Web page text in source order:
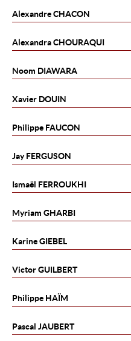
AlexandreCHACON
AlexandraCHOURAQUI
Noom DIAWARA
Xavier DOUIN
Philippe FAUCON
JayFERGUSON
Ismaël FERROUKHI
Myriam GHARBI
KarineGIEBEL
VictorGUILBERT
Philippe HAÏM
Pascal JAUBERT